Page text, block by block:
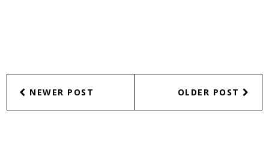
NEWER POST OLDER POST